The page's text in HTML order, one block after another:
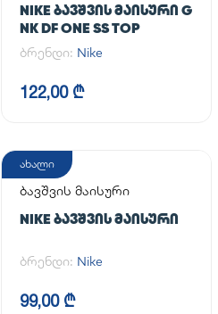
NIKE ᲑᲐᲕᲨᲕᲘᲡ ᲛᲐᲘᲡᲣᲠᲘ G
NK DF ONE SS TOP
ბრენდი: Nike
122,00 ₾
ახალი
ბავშვის მაისური
NIKE ᲑᲐᲕᲨᲕᲘᲡ ᲛᲐᲘᲡᲣᲠᲘ
ბრენდი: Nike
99,00 ₾